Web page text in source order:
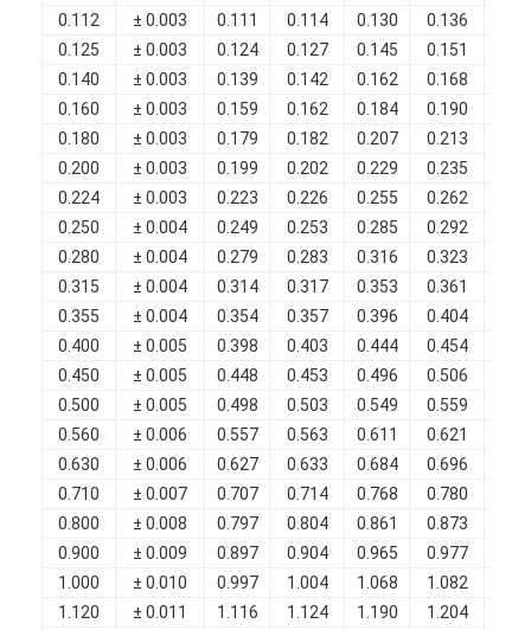
Chi Siamo
Visita alla fabbrica
Contattaci
Notizie
Casi
Chiedi un preventivo
filtro di rame rotondo smaltato
Filati di avvolgimento in rame smaltato
Filati di rame isolati con smalto
0.112 ± 0.003 0.111 0.114 0.130 0.136
0.125
± 0.003 0.124 0.127 0.145 0.151
0.140
± 0.003 0.139 0.142 0.162 0.168
0.160
± 0.003 0.159 0.162 0.184 0.190
0.180
± 0.003 0.179 0.182 0.207 0.213
0.200
± 0.003 0.199 0.202 0.229 0.235
0.224
± 0.003 0.223 0.226 0.255 0.262
0.250
± 0.004 0.249 0.253 0.285 0.292
0.280
± 0.004 0.279 0.283 0.316 0.323
0.315
± 0.004 0.314 0.317 0.353 0.361
0.355
± 0.004 0.354 0.357 0.396 0.404
0.400
± 0.005 0.398 0.403 0.444 0.454
0.450
± 0.005 0.448 0.453 0.496 0.506
0.500
± 0.005 0.498 0.503 0.549 0.559
0.560
± 0.006 0.557 0.563 0.611 0.621
0.630
± 0.006 0.627 0.633 0.684 0.696
0.710
± 0.007 0.707 0.714 0.768 0.780
0.800
± 0.008 0.797 0.804 0.861 0.873
0.900
± 0.009 0.897 0.904 0.965 0.977
1.000
± 0.010 0.997 1.004 1.068 1.082
1.120
± 0.011 1.116 1.124 1.190 1.204